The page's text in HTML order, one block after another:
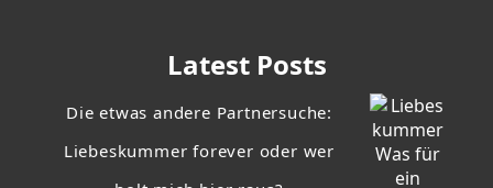
Latest Posts
Die etwas andere Partnersuche:
Liebeskummer forever oder wer